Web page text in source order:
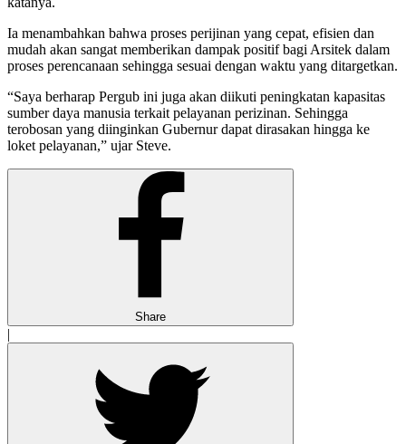
Ia menambahkan bahwa proses perijinan yang cepat, efisien dan
mudah akan sangat memberikan dampak positif bagi Arsitek dalam
proses perencanaan sehingga sesuai dengan waktu yang ditargetkan.
“Saya berharap Pergub ini juga akan diikuti peningkatan kapasitas
sumber daya manusia terkait pelayanan perizinan. Sehingga
terobosan yang diinginkan Gubernur dapat dirasakan hingga ke
loket pelayanan,” ujar Steve.
Share
|